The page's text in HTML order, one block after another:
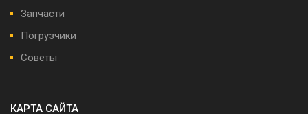
Запчасти
Погрузчики
Советы
КАРТА САЙТА